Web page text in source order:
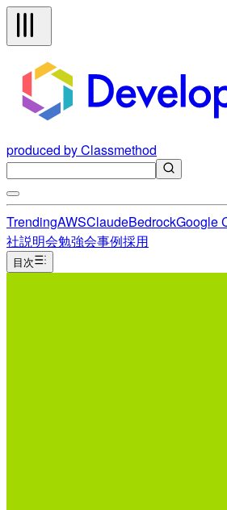
produced by Classmethod
TrendingAWSClaudeBedrockGoogle
社説明会勉強会事例採用
目次